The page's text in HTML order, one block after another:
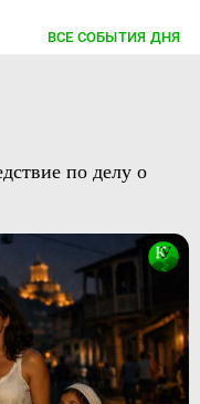
ВСЕ СОБЫТИЯ ДНЯ
по делу о